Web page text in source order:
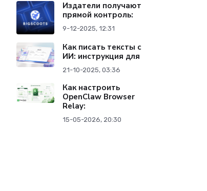
Издатели получают
прямой контроль:
9-12-2025, 12:31
Как писать тексты с
ИИ: инструкция для
21-10-2025, 03:36
Как настроить
OpenClaw Browser
Relay:
15-05-2026, 20:30